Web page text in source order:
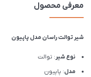
معرفی محصول
شیر توالت راسان مدل پاپیون
نوع شیر: توالت
مدل: پاپیون